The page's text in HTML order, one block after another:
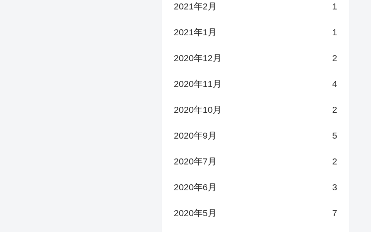
2021年2月 1
2021年1月 1
2020年12月 2
2020年11月 4
2020年10月 2
2020年9月 5
2020年7月 2
2020年6月 3
2020年5月 7